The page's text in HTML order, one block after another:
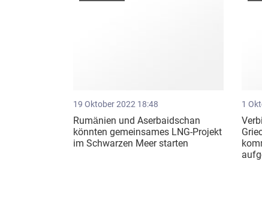
19 Oktober 2022 18:48
Rumänien und Aserbaidschan
könnten gemeinsames LNG-Projekt
im Schwarzen Meer starten
1